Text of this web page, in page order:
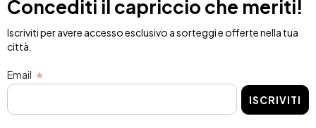
Concediti il capriccio che meriti!
Iscriviti per avere accesso esclusivo a sorteggi e offerte nella tua
città.
Email
ISCRIVITI